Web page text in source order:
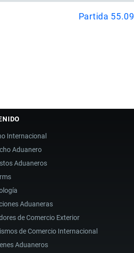
Partida 55.09
Internacional
Aduanero
Aduaneros
Aduaneras
de Comercio Exterior
de Comercio Internacional
Aduaneros